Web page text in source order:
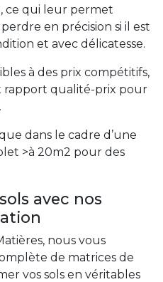
ce qui leur permet
en précision si il est
et avec délicatesse.
à des prix compétitifs,
rapport qualité-prix pour
dans le cadre d’une
>à 20m2 pour des
avec nos
nous vous
de matrices de
vos sols en véritables